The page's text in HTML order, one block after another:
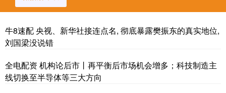
牛8速配 央视、新华社接连点名, 彻底暴露樊振东的真实地位,
刘国梁没说错
全电配资 机构论后市丨再平衡后市场机会增多；科技制造主
线切换至半导体等三大方向